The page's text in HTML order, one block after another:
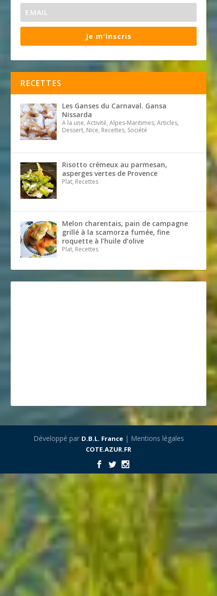
Je m'inscris
RECETTES
Les Ganses du Carnaval. Gansa
Nissarda
A la une, Activité, Alpes-Maritimes, Articles,
Dessert, Nice, Recettes, Société
Risotto crémeux au parmesan,
asperges vertes de Provence
Plat, Recettes
Melon charentais, pain de campagne
grillé à la scamorza fumée, fine
roquette à l’huile d’olive
Plat, Recettes
Développé par D.B.L. France| Mentions légales
COTE.AZUR.FR